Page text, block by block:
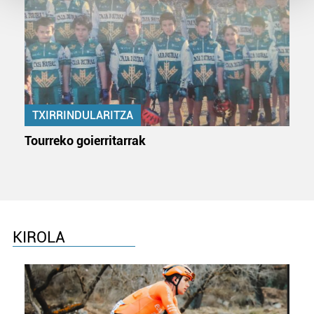
Guk eta gure bazkideek zure datu pertsonalak
prozesatzen ditugu, zure IP zenbakia, besteak beste,
teknologia erabiliz, cookieak adibidez, iragarki eta eduki
pertsonalizatuak eskaintzeko, iragarkiak eta edukia
neurtzeko, jendeari buruzko informazioa biltzeko eta
produktuak garatzeko. Zure datuak nork eta zertarako
erabiltzen dituen hauta dezakezu.
buruzko informazio gehiago eta ezarri zure lehentasunak
datuen atalean. Edozein unetan alda edo ken dezakezu
zure baimena Cookieen adierazpenean.
TXIRRINDULARITZA
Tourreko goierritarrak
KIROLA